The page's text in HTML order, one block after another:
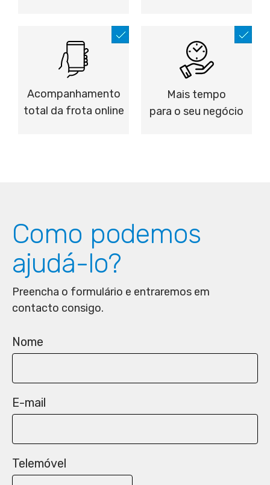
Acompanhamento
total da frota online
Mais tempo
para o seu negócio
Como podemos
ajudá-lo?
Preencha o formulário e entraremos em
contacto consigo.
Nome
E-mail
Telemóvel